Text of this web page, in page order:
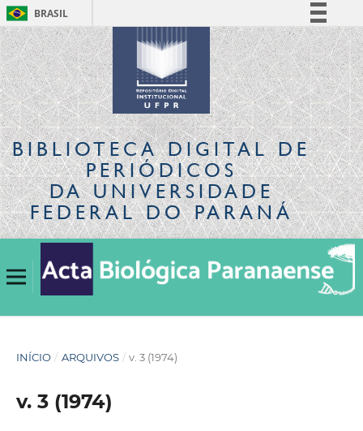
BRASIL
Simplifique!
Comunica BR
Participe
Acesso à informação
Legislação
Canais
BIBLIOTECA DIGITALDE
PERIÓDICOS
DA UNIVERSIDADE
FEDERAL DO PARANÁ
INÍCIO / ARQUIVOS / v. 3 (1974)
v. 3 (1974)